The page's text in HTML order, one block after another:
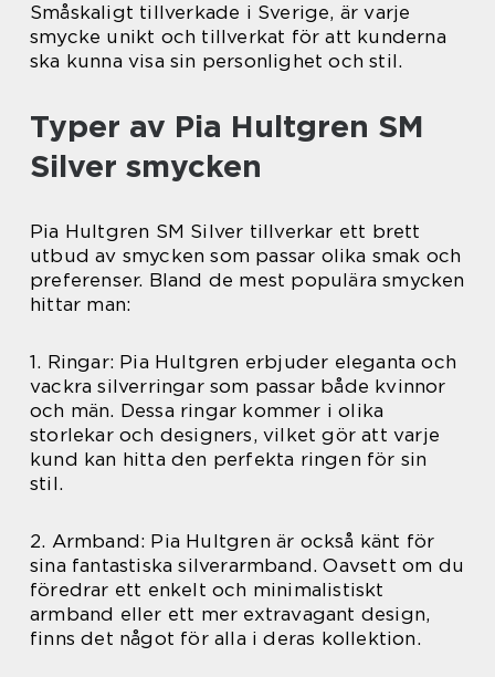
Småskaligt tillverkade i Sverige, är varje
smycke unikt och tillverkat för att kunderna
ska kunna visa sin personlighet och stil.
Typer av Pia Hultgren SM
Silver smycken
Pia Hultgren SM Silver tillverkar ett brett
utbud av smycken som passar olika smak och
preferenser. Bland de mest populära smycken
hittar man:
1. Ringar: Pia Hultgren erbjuder eleganta och
vackra silverringar som passar både kvinnor
och män. Dessa ringar kommer i olika
storlekar och designers, vilket gör att varje
kund kan hitta den perfekta ringen för sin
stil.
2. Armband: Pia Hultgren är också känt för
sina fantastiska silverarmband. Oavsett om du
föredrar ett enkelt och minimalistiskt
armband eller ett mer extravagant design,
finns det något för alla i deras kollektion.